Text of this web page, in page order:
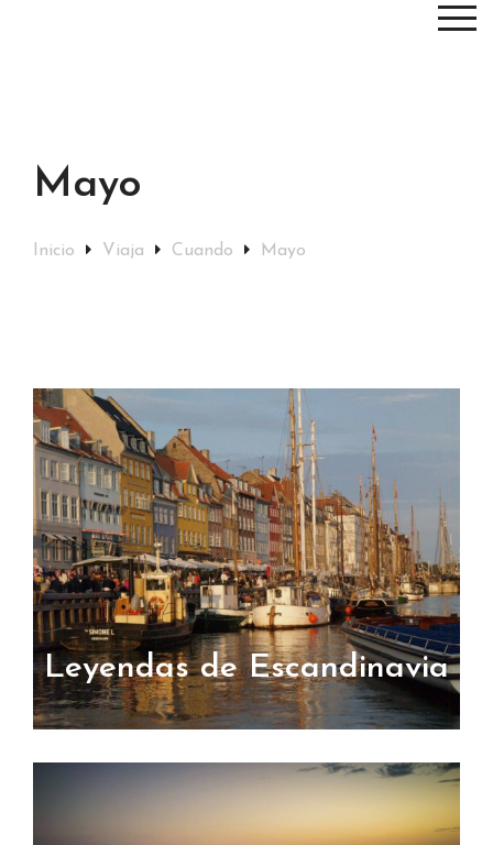
Mayo
Inicio Viaja Cuando Mayo
Leyendas de Escandinavia